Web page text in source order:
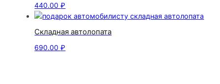
440.00₽
Складная автолопата
690.00₽